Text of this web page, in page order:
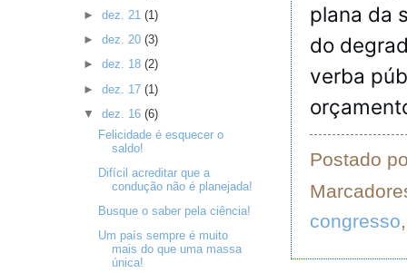
plana da
do
verba
Postado
congresso
► dez. 21 (1)
► dez. 20 (3)
► dez. 18 (2)
► dez. 17 (1)
▼ dez. 16 (6)
Felicidade é esquecer o
saldo!
Difícil acreditar que a
condução não é planejada!
Busque o saber pela ciência!
Um país sempre é muito
mais do que uma massa
única!